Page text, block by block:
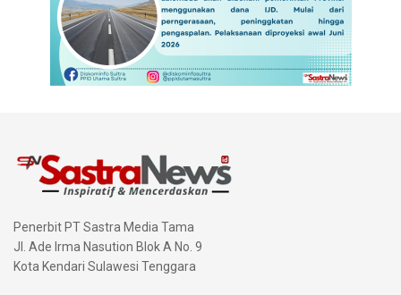
Penerbit PT Sastra Media Tama
Jl. Ade Irma Nasution Blok A No. 9
Kota Kendari Sulawesi Tenggara